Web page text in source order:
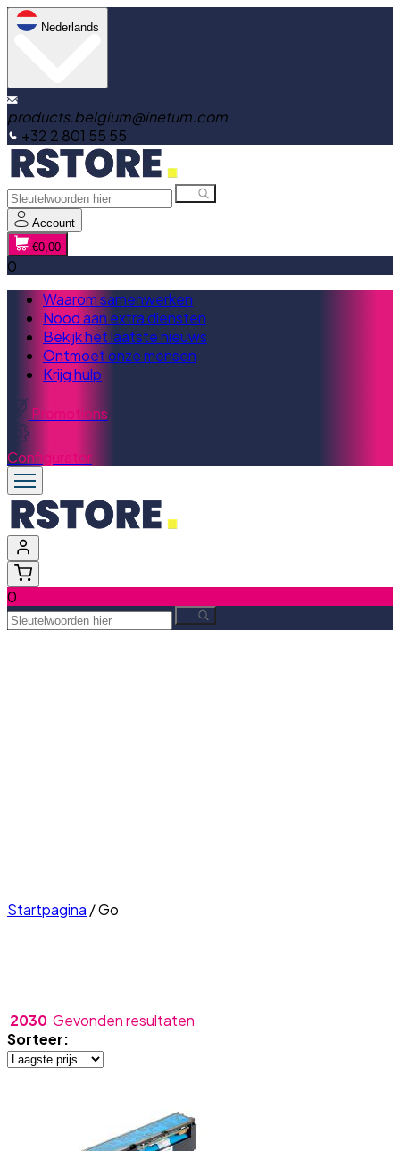
Nederlands
products.belgium@inetum.com
+32 2 801 55 55
Account
€0,00
0
Waarom samenwerken
Nood aan extra diensten
Bekijk het laatste nieuws
Ontmoet onze mensen
Krijg hulp
Promotions
Configurator
0
Startpagina /Go
2030 Gevonden resultaten
Sorteer: